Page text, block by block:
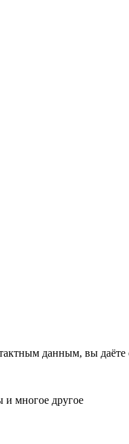
данным, вы даёте
многое другое